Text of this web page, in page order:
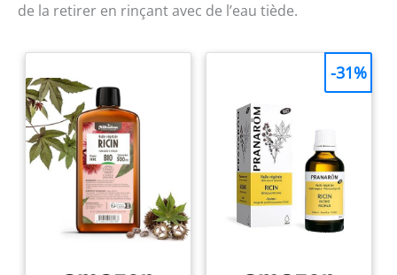
de la retirer en rinçant avec de l’eau tiède.
-31%